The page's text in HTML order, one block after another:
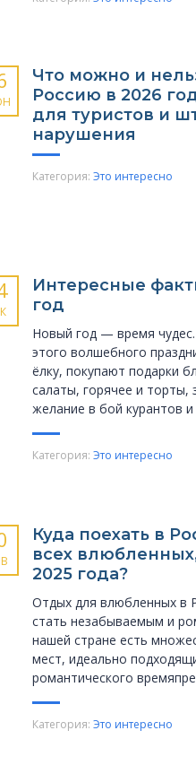
Что можно и
Россию в 2026
для туристов и
нарушения
Категория: Это интересно
Интересные
год
Новый год — время
этого волшебного
ёлку, покупают подарки
салаты, горячее и торты,
желание в бой курантов
Категория: Это интересно
Куда поехать в
всех
2025 года?
Отдых для влюбленных в
стать незабываемым и
нашей стране есть
мест, идеально
романтического
Категория: Это интересно